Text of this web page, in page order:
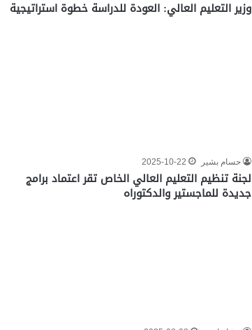
وزير التعليم العالي: العودة للدراسة خطوة استراتيجية
حسام بشير 2025-10-22
لجنة تنظيم التعليم العالي الخاص تقر اعتماد برامج
جديدة للماجستير والدكتوراه